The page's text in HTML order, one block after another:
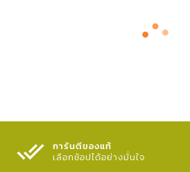
การันตีของแท้
เลือกช้อปได้อย่างมั่นใจ​